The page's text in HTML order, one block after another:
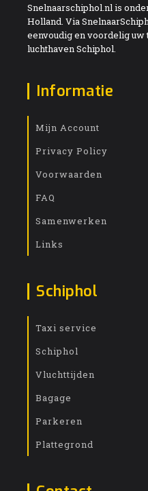
Snelnaarschiphol.nl is
Holland. Via
eenvoudig en voordelig
luchthaven Schiphol.
Informatie
Mijn Account
Privacy Policy
Voorwaarden
FAQ
Samenwerken
Links
Schiphol
Taxi service
Schiphol
Vluchttijden
Bagage
Parkeren
Plattegrond